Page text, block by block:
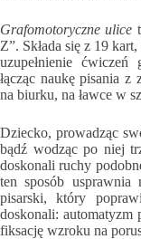
Grafomotoryczne ulice
Z”. Składa się z 19
uzupełnienie
łącząc naukę pisania z
na biurku, na ławce w
Dziecko, prowadząc
bądź wodząc po niej
doskonali ruchy
ten sposób
pisarski, który
doskonali: automatyzm
fiksację wzroku na